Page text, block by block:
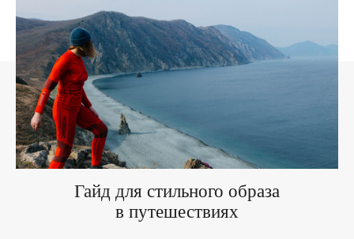
Гайд для стильного образа
в путешествиях